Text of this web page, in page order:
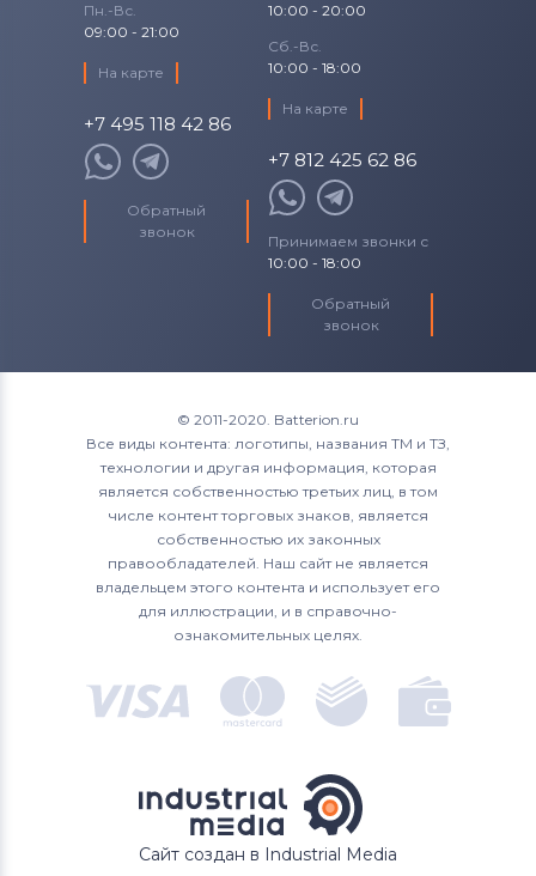
Пн.-Вс.
09:00 - 21:00
На карте
+7 495 118 42 86
Обратный
звонок
10:00 - 20:00
Сб.-Вс.
10:00 - 18:00
На карте
+7 812 425 62 86
Принимаем звонки с
10:00 - 18:00
Обратный
звонок
© 2011-2020. Batterion.ru
Все виды контента: логотипы, названия ТМ и ТЗ,
технологии и другая информация, которая
является собственностью третьих лиц, в том
числе контент торговых знаков, является
собственностью их законных
правообладателей. Наш сайт не является
владельцем этого контента и использует его
для иллюстрации, и в справочно-
ознакомительных целях.
Сайт создан в Industrial Media